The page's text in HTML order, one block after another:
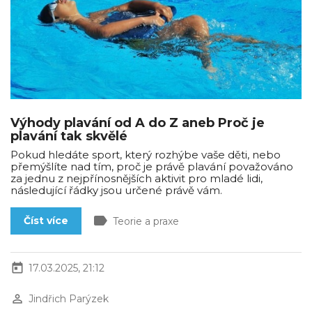
Výhody plavání od A do Z aneb Proč je
plavání tak skvělé
Pokud hledáte sport, který rozhýbe vaše děti, nebo
přemýšlíte nad tím, proč je právě plavání považováno
za jednu z nejpřínosnějších aktivit pro mladé lidi,
následující řádky jsou určené právě vám.
Číst více label Teorie a praxe
today 17.03.2025, 21:12
perm_identity Jindřich Parýzek